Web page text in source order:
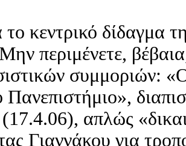
κεντρικό δίδαγμα
περιμένετε,
συμμοριών:
Πανεπιστήμιο»,
απλώς
Γιαννάκου για